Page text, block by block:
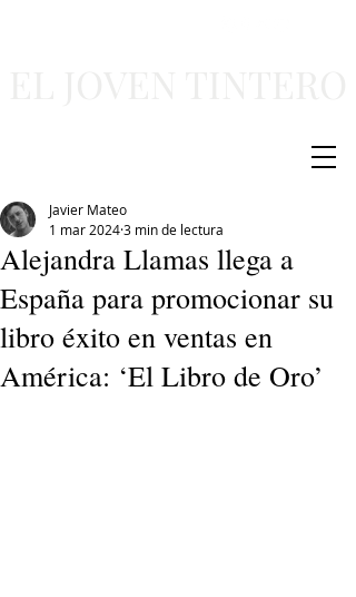
Alejandra Llamas llega a
España para promocionar su
libro éxito en ventas en
América: ‘El Libro de Oro’
Javier Mateo
1 mar 20243 min de lectura